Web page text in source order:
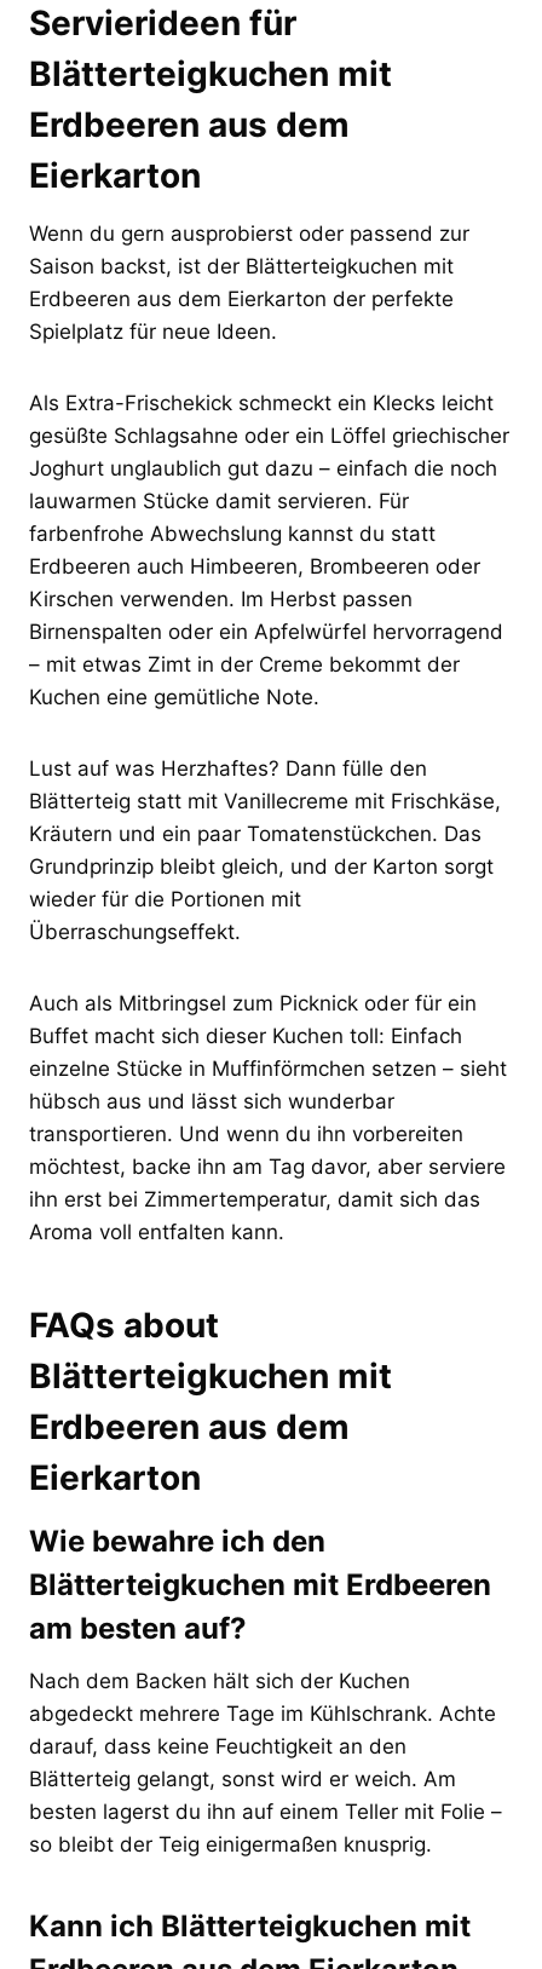
Servierideen für
Blätterteigkuchen mit
Erdbeeren aus dem
Eierkarton
Wenn du gern ausprobierst oder passend zur
Saison backst, ist der Blätterteigkuchen mit
Erdbeeren aus dem Eierkarton der perfekte
Spielplatz für neue Ideen.
Als Extra-Frischekick schmeckt ein Klecks leicht
gesüßte Schlagsahne oder ein Löffel griechischer
Joghurt unglaublich gut dazu – einfach die noch
lauwarmen Stücke damit servieren. Für
farbenfrohe Abwechslung kannst du statt
Erdbeeren auch Himbeeren, Brombeeren oder
Kirschen verwenden. Im Herbst passen
Birnenspalten oder ein Apfelwürfel hervorragend
– mit etwas Zimt in der Creme bekommt der
Kuchen eine gemütliche Note.
Lust auf was Herzhaftes? Dann fülle den
Blätterteig statt mit Vanillecreme mit Frischkäse,
Kräutern und ein paar Tomatenstückchen. Das
Grundprinzip bleibt gleich, und der Karton sorgt
wieder für die Portionen mit
Überraschungseffekt.
Auch als Mitbringsel zum Picknick oder für ein
Buffet macht sich dieser Kuchen toll: Einfach
einzelne Stücke in Muffinförmchen setzen – sieht
hübsch aus und lässt sich wunderbar
transportieren. Und wenn du ihn vorbereiten
möchtest, backe ihn am Tag davor, aber serviere
ihn erst bei Zimmertemperatur, damit sich das
Aroma voll entfalten kann.
FAQs about
Blätterteigkuchen mit
Erdbeeren aus dem
Eierkarton
Wie bewahre ich den
Blätterteigkuchen mit Erdbeeren
am besten auf?
Nach dem Backen hält sich der Kuchen
abgedeckt mehrere Tage im Kühlschrank. Achte
darauf, dass keine Feuchtigkeit an den
Blätterteig gelangt, sonst wird er weich. Am
besten lagerst du ihn auf einem Teller mit Folie –
so bleibt der Teig einigermaßen knusprig.
Kann ich Blätterteigkuchen mit